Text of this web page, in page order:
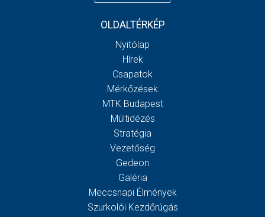
OLDALTÉRKÉP
Nyitólap
Hírek
Csapatok
Mérkőzések
MTK Budapest
Múltidézés
Stratégia
Vezetőség
Gedeon
Galéria
Meccsnapi Élmények
Szurkolói Kezdőrúgás